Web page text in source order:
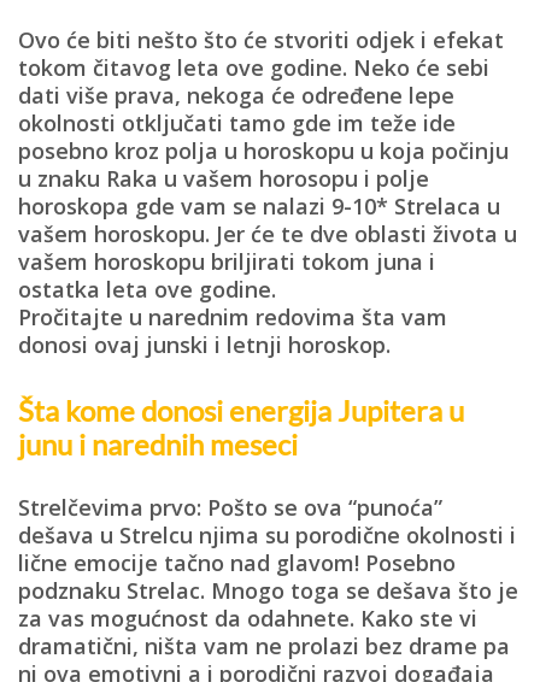
Ovo će biti nešto što će stvoriti odjek i efekat
tokom čitavog leta ove godine. Neko će sebi
dati više prava, nekoga će određene lepe
okolnosti otključati tamo gde im teže ide
posebno kroz polja u horoskopu u koja počinju
u znaku Raka u vašem horosopu i polje
horoskopa gde vam se nalazi 9-10* Strelaca u
vašem horoskopu. Jer će te dve oblasti života u
vašem horoskopu briljirati tokom juna i
ostatka leta ove godine.
Pročitajte u narednim redovima šta vam
donosi ovaj junski i letnji horoskop.
Šta kome donosi energija Jupitera u
junu i narednih meseci
Strelčevima prvo: Pošto se ova “punoća”
dešava u Strelcu njima su porodične okolnosti i
lične emocije tačno nad glavom! Posebno
podznaku Strelac. Mnogo toga se dešava što je
za vas mogućnost da odahnete. Kako ste vi
dramatični, ništa vam ne prolazi bez drame pa
ni ova emotivni a i porodični razvoj događaja